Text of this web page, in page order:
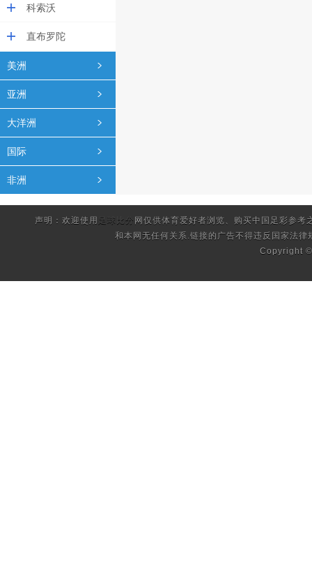
科索沃
直布罗陀
美洲
亚洲
大洋洲
国际
非洲
声明：欢迎使用 足球比分 网仅供体育爱好者浏览、购买中国足彩参
和本网无任何关系.链接的广告不得违反国家法律
Copyright